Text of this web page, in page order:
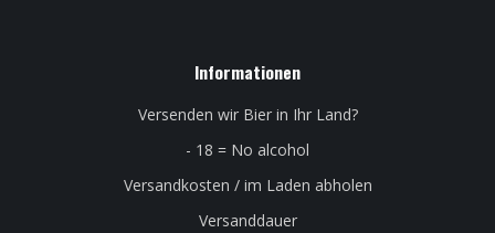
Informationen
Versenden wir Bier in Ihr Land?
- 18 = No alcohol
Versandkosten / im Laden abholen
Versanddauer